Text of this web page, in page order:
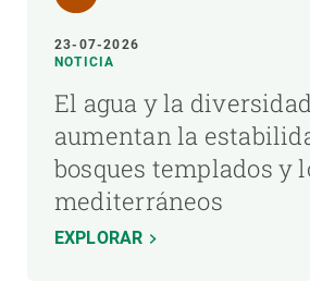
23-07-2026
NOTICIA
El agua y la
aumentan la
bosques templados y
mediterráneos
EXPLORAR